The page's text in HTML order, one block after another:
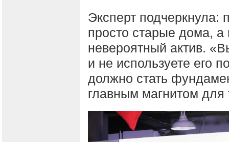
Эксперт подчеркнула:
просто старые дома,
невероятный актив.
и не используете его
должно стать
главным магнитом для